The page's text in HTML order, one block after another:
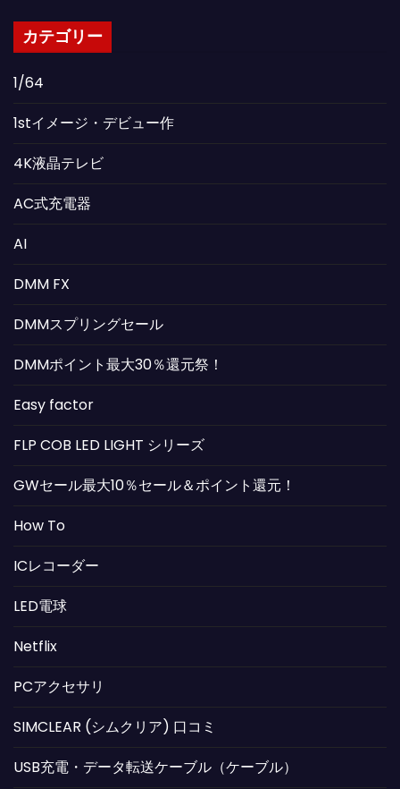
カテゴリー
1/64
1stイメージ・デビュー作
4K液晶テレビ
AC式充電器
AI
DMM FX
DMMスプリングセール
DMMポイント最大30％還元祭！
Easy factor
FLP COB LED LIGHT シリーズ
GWセール最大10％セール＆ポイント還元！
How To
ICレコーダー
LED電球
Netflix
PCアクセサリ
SIMCLEAR (シムクリア) 口コミ
USB充電・データ転送ケーブル（ケーブル）